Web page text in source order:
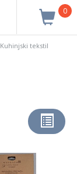
0
Kuhinjski tekstil